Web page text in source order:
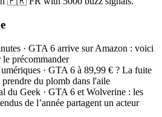
· GTA 6 arrive sur Amazon : voici
précommander
· GTA 6 à 89,99 € ? La fuite
du plomb dans l'aile
du Geek · GTA 6 et Wolverine : les
de l’année partagent un acteur